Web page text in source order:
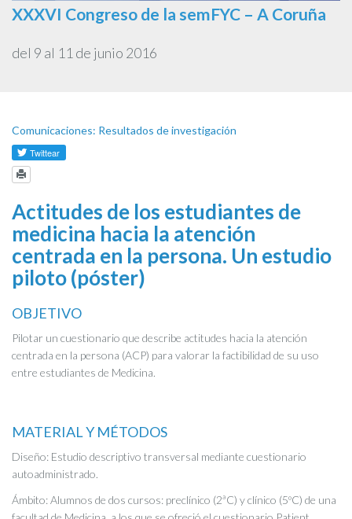
XXXVI Congreso de la semFYC – A Coruña
del 9 al 11 de junio 2016
Comunicaciones: Resultados de investigación
Actitudes de los estudiantes de
medicina hacia la atención
centrada en la persona. Un estudio
piloto (póster)
OBJETIVO
Pilotar un cuestionario que describe actitudes hacia la atención
centrada en la persona (ACP) para valorar la factibilidad de su uso
entre estudiantes de Medicina.
MATERIAL Y MÉTODOS
Diseño: Estudio descriptivo transversal mediante cuestionario
autoadministrado.
Ámbito: Alumnos de dos cursos: preclínico (2ªC) y clínico (5ºC) de una